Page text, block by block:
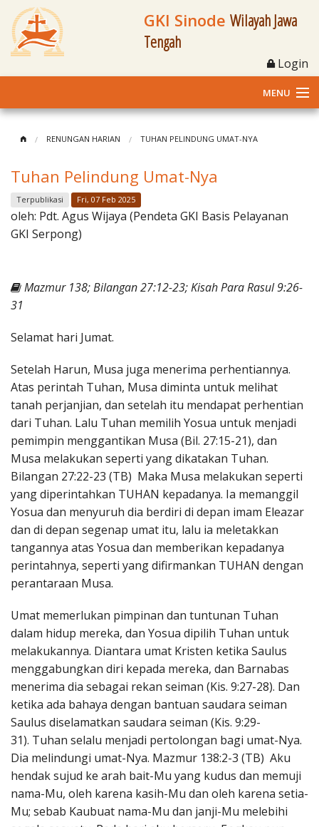
GKI Sinode Wilayah Jawa
Tengah
Login
MENU
Klasis dan Jemaat
Berita Kegiatan
Materi
Penerbitan
RENUNGAN HARIAN TUHAN PELINDUNG UMAT-NYA
Tuhan Pelindung Umat-Nya
Terpublikasi Fri, 07 Feb 2025
oleh: Pdt. Agus Wijaya (Pendeta GKI Basis Pelayanan
GKI Serpong)
Mazmur 138; Bilangan 27:12-23; Kisah Para Rasul 9:26-
31
Selamat hari Jumat.
Setelah Harun, Musa juga menerima perhentiannya.
Atas perintah Tuhan, Musa diminta untuk melihat
tanah perjanjian, dan setelah itu mendapat perhentian
dari Tuhan. Lalu Tuhan memilih Yosua untuk menjadi
pemimpin menggantikan Musa (Bil. 27:15-21), dan
Musa melakukan seperti yang dikatakan Tuhan.
Bilangan 27:22-23 (TB) Maka Musa melakukan seperti
yang diperintahkan TUHAN kepadanya. Ia memanggil
Yosua dan menyuruh dia berdiri di depan imam Eleazar
dan di depan segenap umat itu, lalu ia meletakkan
tangannya atas Yosua dan memberikan kepadanya
perintahnya, seperti yang difirmankan TUHAN dengan
perantaraan Musa.
Umat memerlukan pimpinan dan tuntunan Tuhan
dalam hidup mereka, dan Yosua dipilih Tuhan untuk
melakukannya. Diantara umat Kristen ketika Saulus
menggabungkan diri kepada mereka, dan Barnabas
menerima dia sebagai rekan seiman (Kis. 9:27-28). Dan
ketika ada bahaya dengan bantuan saudara seiman
Saulus diselamatkan saudara seiman (Kis. 9:29-
31). Tuhan selalu menjadi pertolongan bagi umat-Nya.
Dia melindungi umat-Nya. Mazmur 138:2-3 (TB) Aku
hendak sujud ke arah bait-Mu yang kudus dan memuji
nama-Mu, oleh karena kasih-Mu dan oleh karena setia-
Mu; sebab Kaubuat nama-Mu dan janji-Mu melebihi